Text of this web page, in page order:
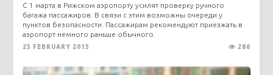
С 1 марта в Рижском аэропорту усилят проверку ручного
багажа пассажиров. В связи с этим возможны очереди у
пунктов безопасности. Пассажирам рекомендуют приезжать в
аэропорт немного раньше обычного.
25 FEBRUARY 2015 286